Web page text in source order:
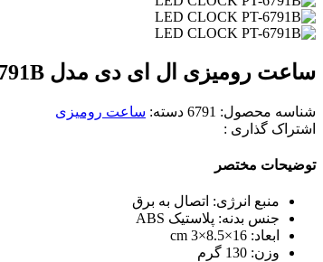
ساعت رومیزی ال ای دی مدل LED CLOCK PT-6791B
شناسه محصول: 6791 دسته: ساعت رومیزی
اشتراک گذاری :
توضیحات مختصر
منبع انرژی: اتصال به برق
جنس بدنه: پلاستیک ABS
ابعاد: 16×8.5×3 cm
وزن: 130 گرم